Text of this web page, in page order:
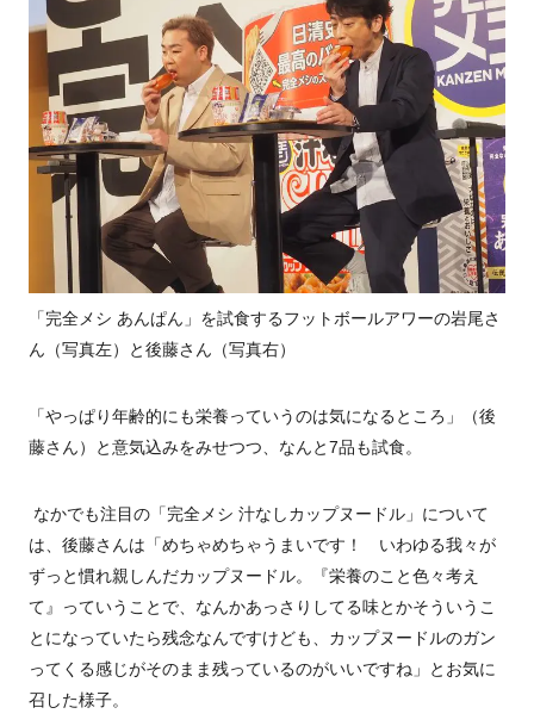
「完全メシ あんぱん」を試食するフットボールアワーの岩尾さ
ん（写真左）と後藤さん（写真右）
「やっぱり年齢的にも栄養っていうのは気になるところ」（後
藤さん）と意気込みをみせつつ、なんと7品も試食。
なかでも注目の「完全メシ 汁なしカップヌードル」について
は、後藤さんは「めちゃめちゃうまいです！ いわゆる我々が
ずっと慣れ親しんだカップヌードル。『栄養のこと色々考え
て』っていうことで、なんかあっさりしてる味とかそういうこ
とになっていたら残念なんですけども、カップヌードルのガン
ってくる感じがそのまま残っているのがいいですね」とお気に
召した様子。